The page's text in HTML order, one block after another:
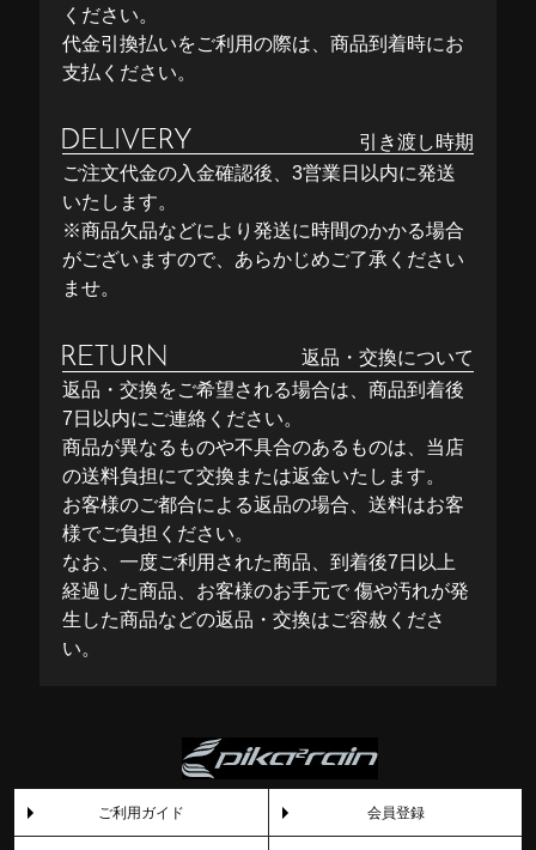
ください。
代金引換払いをご利用の際は、商品到着時にお
支払ください。
引き渡し時期
ご注文代金の入金確認後、3営業日以内に発送
いたします。
※商品欠品などにより発送に時間のかかる場合
がございますので、あらかじめご了承ください
ませ。
返品・交換について
返品・交換をご希望される場合は、商品到着後
7日以内にご連絡ください。
商品が異なるものや不具合のあるものは、当店
の送料負担にて交換または返金いたします。
お客様のご都合による返品の場合、送料はお客
様でご負担ください。
なお、一度ご利用された商品、到着後7日以上
経過した商品、お客様のお手元で 傷や汚れが発
生した商品などの返品・交換はご容赦くださ
い。
ご利用ガイド 会員登録